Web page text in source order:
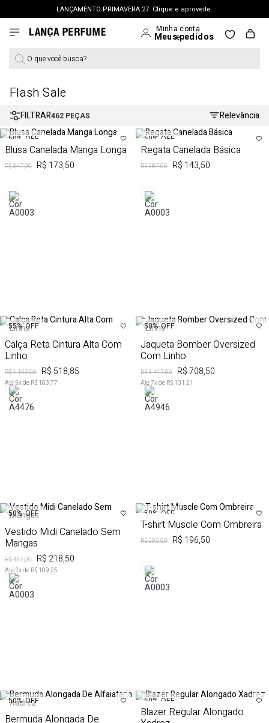
LANÇAMENTO PRIMAVERA 27. Clique e aproveite.
FRETE GRÁTIS | a partir de R$ 699. APROVEITAR >
OUTLET: Até 65% OFF + 15% na 2ª peça. Confira >
O que você busca?
Flash Sale
FILTRAR462 PEÇAS Relevância
50% OFF
Blusa Canelada Manga Longa
R$ 347,00 R$ 173,50
50% OFF
Regata Canelada Básica
R$ 287,00 R$ 143,50
55% OFF
Calça Reta Cintura Alta Com
Linho
R$ 1.153,00 R$ 518,85
Até5x de R$ 103,77
50% OFF
Jaqueta Bomber Oversized
Com Linho
R$ 1.417,00 R$ 708,50
Até7x de R$ 101,21
50% OFF
Vestido Midi Canelado Sem
Mangas
R$ 437,00 R$ 218,50
Até 2x de R$ 109,25
50% OFF
T-shirt Muscle Com Ombreira
R$ 393,00 R$ 196,50
50% OFF
Bermuda Alongada De
50% OFF
Blazer Regular Alongado